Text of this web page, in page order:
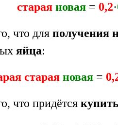
старая новая = 0,2·
что для получения
яйца:
старая новая=
что придётся